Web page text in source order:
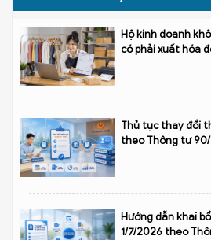
Hộ kinh doanh
có phải xuất hóa
Thủ tục thay đổi
theo Thông tư
Hướng dẫn khai
1/7/2026 theo